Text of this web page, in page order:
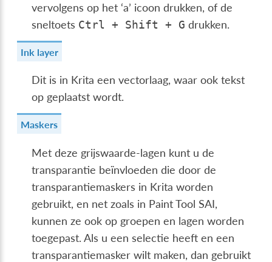
vervolgens op het ‘a’ icoon drukken, of de
sneltoets Ctrl + Shift + G drukken.
Ink layer
Dit is in Krita een vectorlaag, waar ook tekst
op geplaatst wordt.
Maskers
Met deze grijswaarde-lagen kunt u de
transparantie beïnvloeden die door de
transparantiemaskers in Krita worden
gebruikt, en net zoals in Paint Tool SAI,
kunnen ze ook op groepen en lagen worden
toegepast. Als u een selectie heeft en een
transparantiemasker wilt maken, dan gebruikt